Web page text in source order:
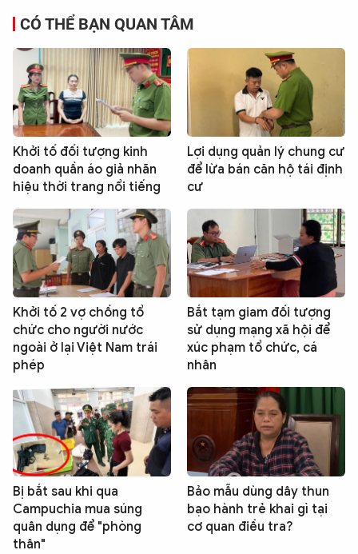
CÓ THỂ BẠN QUAN TÂM
Khởi tố đối tượng kinh
doanh quần áo giả nhãn
hiệu thời trang nổi tiếng
Lợi dụng quản lý chung cư
để lừa bán căn hộ tái định
cư
Khởi tố 2 vợ chồng tổ
chức cho người nước
ngoài ở lại Việt Nam trái
phép
Bắt tạm giam đối tượng
sử dụng mạng xã hội để
xúc phạm tổ chức, cá
nhân
Bị bắt sau khi qua
Campuchia mua súng
quân dụng để "phòng
thân"
Bảo mẫu dùng dây thun
bạo hành trẻ khai gì tại
cơ quan điều tra?